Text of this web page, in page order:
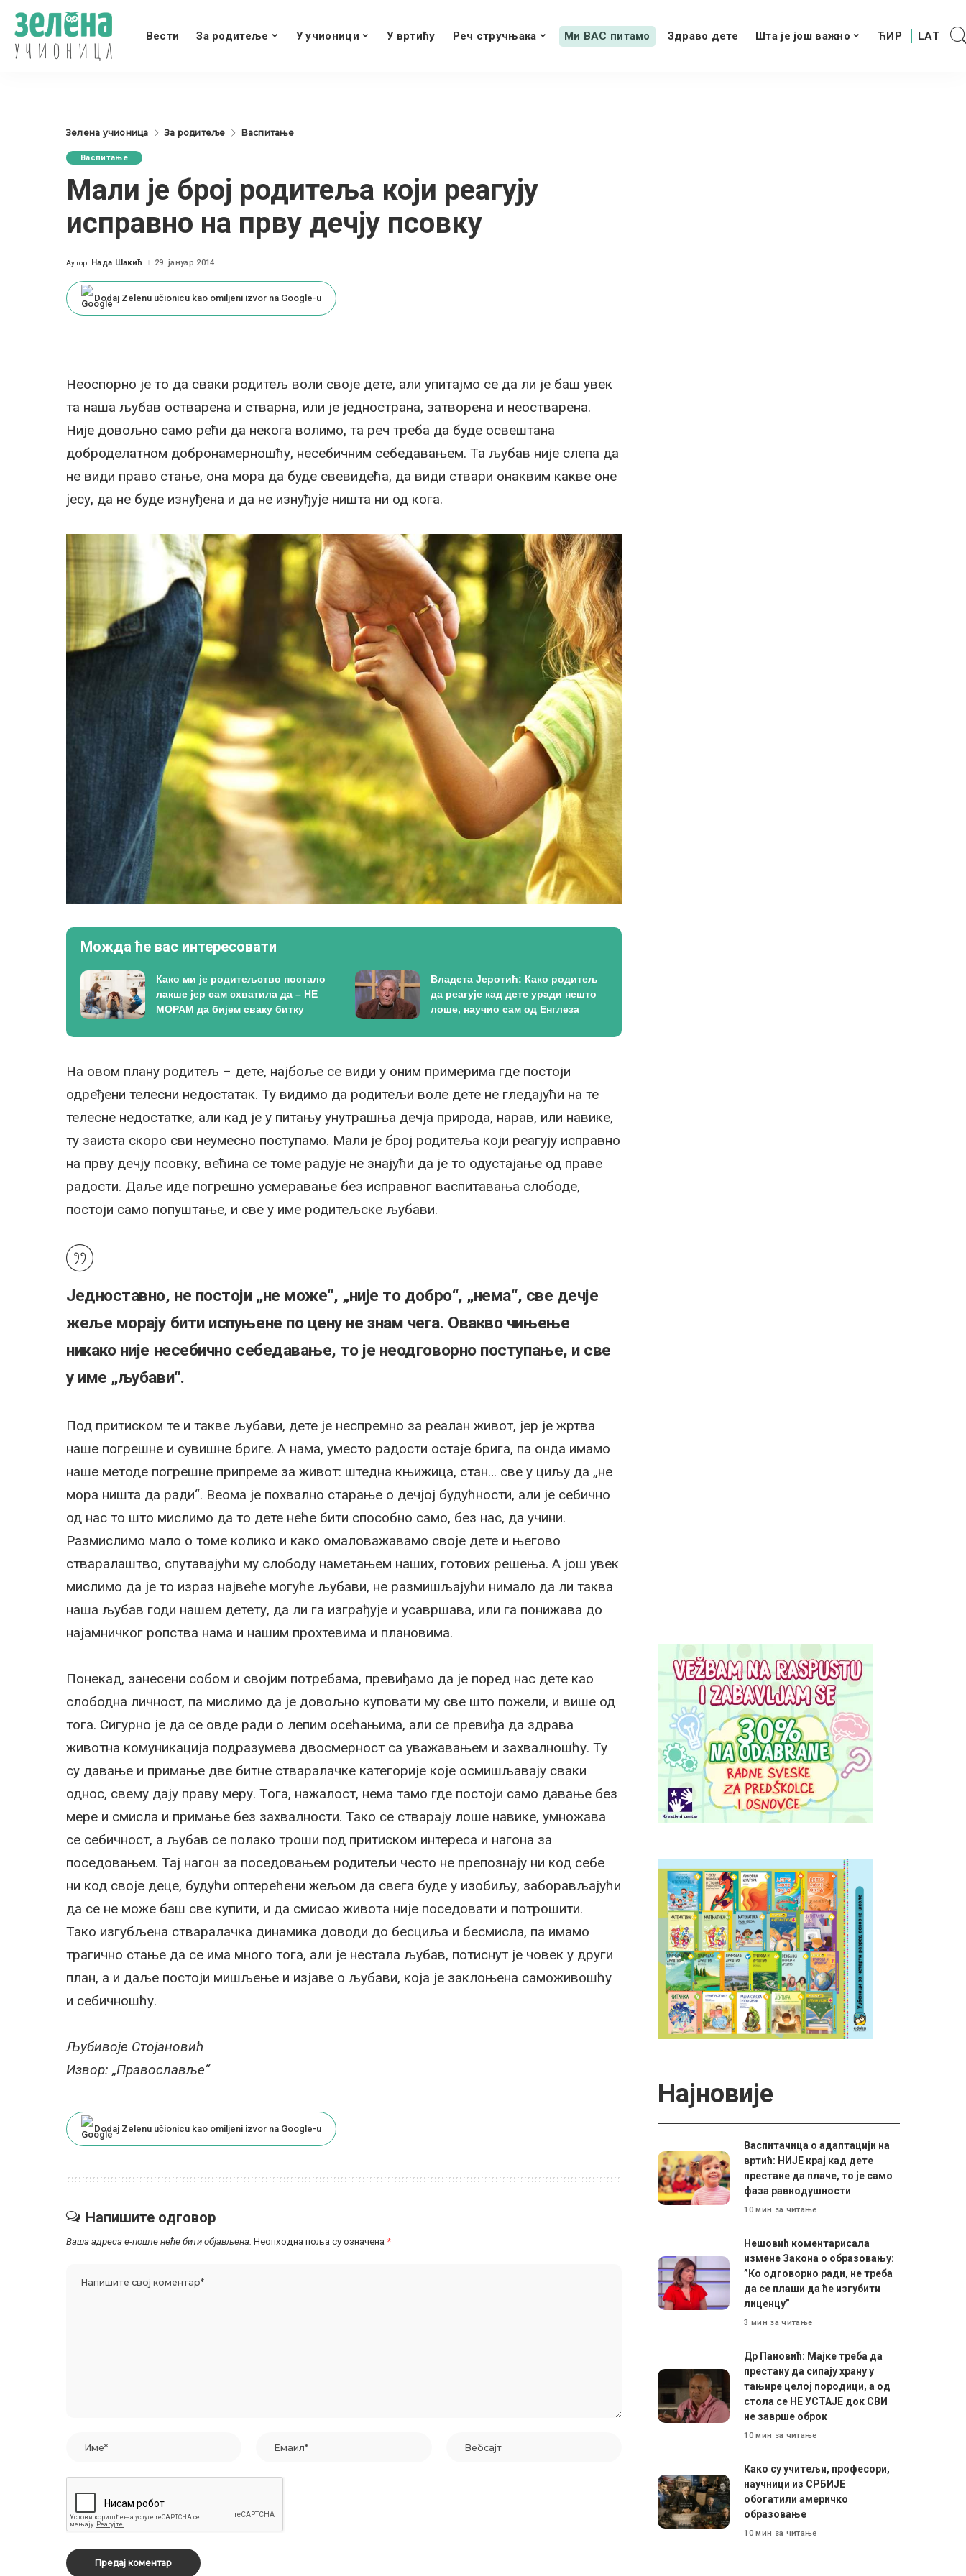
Вести За родитеље У учионици У вртићу Реч стручњака Ми ВАС питамо Здраво дете Шта је још важно
Зелена учионица За родитеље Васпитање
Васпитање
Мали је број родитеља који реагују
исправно на прву дечју псовку
Posted
Аутор: Нада Шакић 29. јануар 2014.
Dodaj Zelenu učionicu kao omiljeni izvor na Google-u
Неоспорно је то да сваки родитељ воли своје дете, али упитајмо се да ли је баш увек
та наша љубав остварена и стварна, или је једнострана, затворена и неостварена.
Није довољно само рећи да некога волимо, та реч треба да буде освештана
доброделатном добронамерношћу, несебичним себедавањем. Та љубав није слепа да
не види право стање, она мора да буде свевидећа, да види ствари онаквим какве оне
јесу, да не буде изнуђена и да не изнуђује ништа ни од кога.
Можда ће вас интересовати
Како ми је родитељство постало
лакше јер сам схватила да – НЕ
МОРАМ да бијем сваку битку
Владета Јеротић: Како родитељ
да реагује кад дете уради нешто
лоше, научио сам од Енглеза
На овом плану родитељ – дете, најбоље се види у оним примерима где постоји
одређени телесни недостатак. Ту видимо да родитељи воле дете не гледајући на те
телесне недостатке, али кад је у питању унутрашња дечја природа, нарав, или навике,
ту заиста скоро сви неумесно поступамо. Мали је број родитеља који реагују исправно
на прву дечју псовку, већина се томе радује не знајући да је то одустајање од праве
радости. Даље иде погрешно усмеравање без исправног васпитавања слободе,
постоји само попуштање, и све у име родитељске љубави.
Једноставно, не постоји „не може“, „није то добро“, „нема“, све дечје
жеље морају бити испуњене по цену не знам чега. Овакво чињење
никако није несебично себедавање, то је неодговорно поступање, и све
у име „љубави“.
Под притиском те и такве љубави, дете је неспремно за реалан живот, јер је жртва
наше погрешне и сувишне бриге. А нама, уместо радости остаје брига, па онда имамо
наше методе погрешне припреме за живот: штедна књижица, стан… све у циљу да „не
мора ништа да ради“. Веома је похвално старање о дечјој будућности, али је себично
од нас то што мислимо да то дете неће бити способно само, без нас, да учини.
Размислимо мало о томе колико и како омаловажавамо своје дете и његово
стваралаштво, спутавајући му слободу наметањем наших, готових решења. А још увек
мислимо да је то израз највеће могуће љубави, не размишљајући нимало да ли таква
наша љубав годи нашем детету, да ли га изграђује и усавршава, или га понижава до
најамничког ропства нама и нашим прохтевима и плановима.
Понекад, занесени собом и својим потребама, превиђамо да је поред нас дете као
слободна личност, па мислимо да је довољно куповати му све што пожели, и више од
тога. Сигурно је да се овде ради о лепим осећањима, али се превиђа да здрава
животна комуникација подразумева двосмерност са уважавањем и захвалношћу. Ту
су давање и примање две битне стваралачке категорије које осмишљавају сваки
однос, свему дају праву меру. Тога, нажалост, нема тамо где постоји само давање без
мере и смисла и примање без захвалности. Тако се стварају лоше навике, умножава
се себичност, а љубав се полако троши под притиском интереса и нагона за
поседовањем. Тај нагон за поседовањем родитељи често не препознају ни код себе
ни код своје деце, будући оптерећени жељом да свега буде у изобиљу, заборављајући
да се не може баш све купити, и да смисао живота није поседовати и потрошити.
Тако изгубљена стваралачка динамика доводи до бесциља и бесмисла, па имамо
трагично стање да се има много тога, али је нестала љубав, потиснут је човек у други
план, а и даље постоји мишљење и изјаве о љубави, која је заклоњена саможивошћу
и себичношћу.
Љубивоје Стојановић
Извор: „Православље“
Dodaj Zelenu učionicu kao omiljeni izvor na Google-u
Напишите одговор
Ваша адреса е-поште неће бити објављена. Неопходна поља су означена *
Најновије
Васпитачица о адаптацији на
вртић: НИЈЕ крај кад дете
престане да плаче, то је само
фаза равнодушности
10 мин за читање
Нешовић коментарисала
измене Закона о образовању:
”Ко одговорно ради, не треба
да се плаши да ће изгубити
лиценцу”
3 мин за читање
Др Пановић: Мајке треба да
престану да сипају храну у
тањире целој породици, а од
стола се НЕ УСТАЈЕ док СВИ
не заврше оброк
10 мин за читање
Како су учитељи, професори,
научници из СРБИЈЕ
обогатили америчко
образовање
10 мин за читање